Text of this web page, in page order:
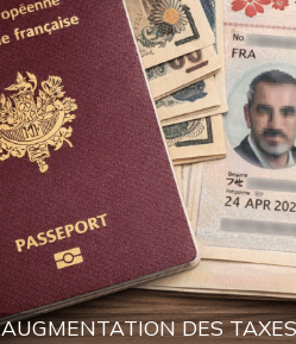
AUGMENTATION DES